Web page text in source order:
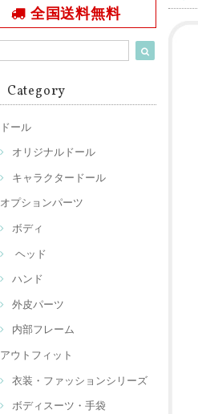
全国送料無料
Category
ドール
オリジナルドール
キャラクタードール
オプションパーツ
ボディ
ヘッド
ハンド
外皮パーツ
内部フレーム
アウトフィット
衣装・ファッションシリーズ
ボディスーツ・手袋